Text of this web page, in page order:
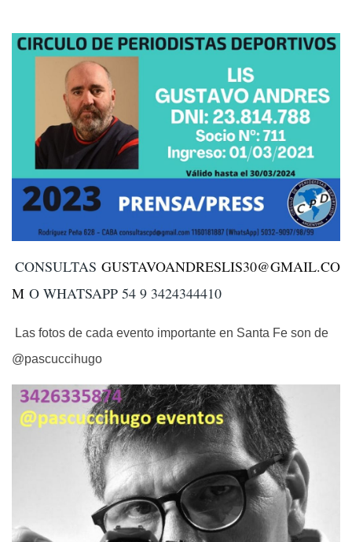
CONSULTAS GUSTAVOANDRESLIS30@GMAIL.CO
M O WHATSAPP 54 9 3424344410
Las fotos de cada evento importante en Santa Fe son de
@pascuccihugo